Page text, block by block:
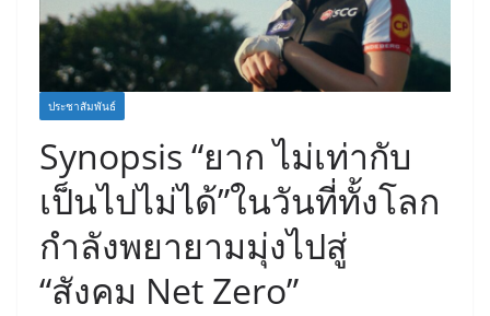
ประชาสัมพันธ์
Synopsis “ยาก ไม่เท่ากับ
เป็นไปไม่ได้”ในวันที่ทั้งโลก
กำลังพยายามมุ่งไปสู่
“สังคม Net Zero”